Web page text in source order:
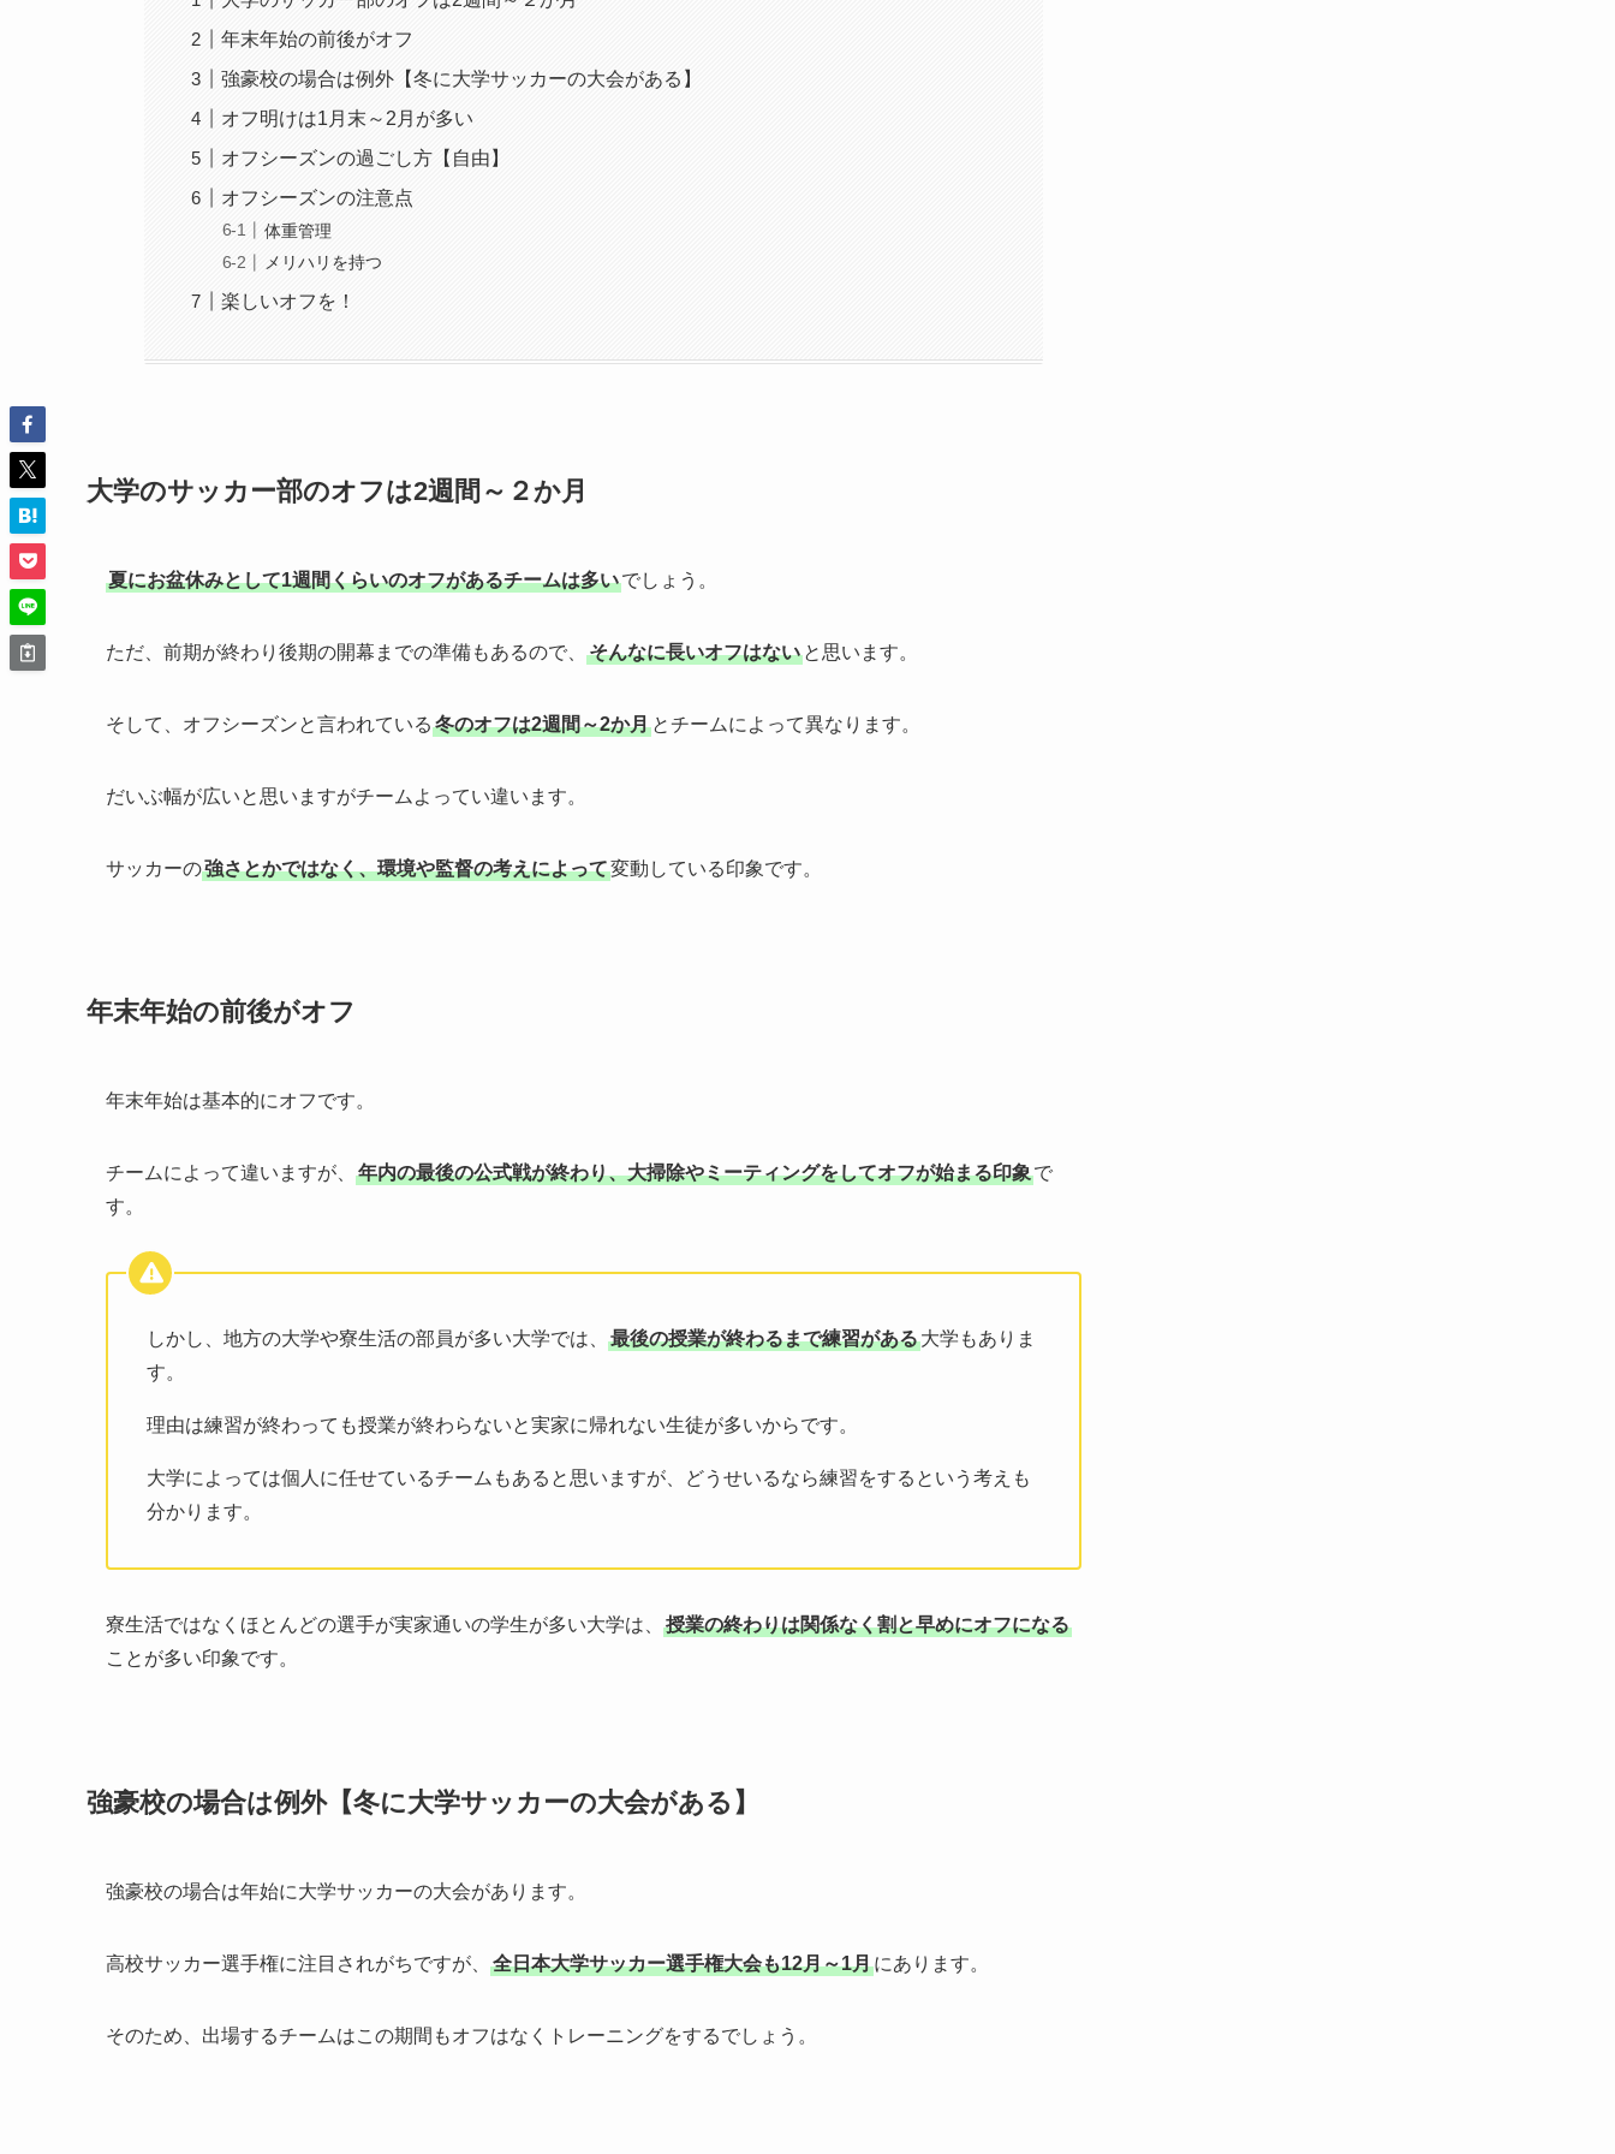
年末年始の前後がオフ
強豪校の場合は例外【冬に大学サッカーの大会がある】
オフ明けは1月末～2月が多い
オフシーズンの過ごし方【自由】
オフシーズンの注意点
体重管理
メリハリを持つ
楽しいオフを！
大学のサッカー部のオフは2週間～２か月
夏にお盆休みとして1週間くらいのオフがあるチームは多いでしょう。
ただ、前期が終わり後期の開幕までの準備もあるので、 そんなに長いオフはない と思います。
そして、オフシーズンと言われている 冬のオフは2週間～2か月 とチームによって異なります。
だいぶ幅が広いと思いますがチームよってい違います。
サッカーの強さとかではなく、環境や監督の考えによって変動している印象です。
年末年始の前後がオフ
年末年始は基本的にオフです。
チームによって違いますが、 年内の最後の公式戦が終わり、大掃除やミーティングをしてオフが始まる印象で
す。
しかし、地方の大学や寮生活の部員が多い大学では、 最後の授業が終わるまで練習がある大学もありま
す。
理由は練習が終わっても授業が終わらないと実家に帰れない生徒が多いからです。
大学によっては個人に任せているチームもあると思いますが、どうせいるなら練習をするという考えも
分かります。
寮生活ではなくほとんどの選手が実家通いの学生が多い大学は、
授業の終わりは関係なく割と早めにオフになる
ことが多い印象です。
強豪校の場合は例外【冬に大学サッカーの大会がある】
強豪校の場合は年始に大学サッカーの大会があります。
高校サッカー選手権に注目されがちですが、 全日本大学サッカー選手権大会も12月～1月にあります。
そのため、出場するチームはこの期間もオフはなくトレーニングをするでしょう。